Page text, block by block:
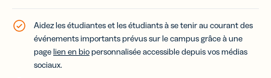
Aidez les étudiantes et les étudiants à se tenir au courant des
événements importants prévus sur le campus grâce à une
pagelien en biopersonnalisée accessible depuis vos médias
sociaux.